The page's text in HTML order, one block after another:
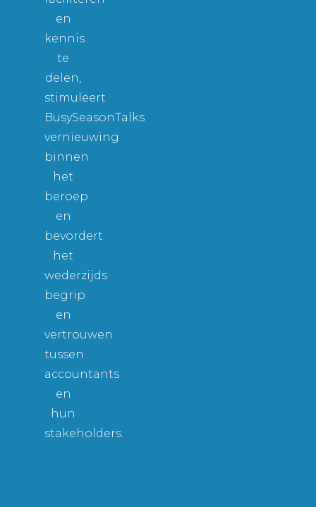
en
kennis
te
delen,
stimuleert
BusySeasonTalks
vernieuwing
binnen
het
beroep
en
bevordert
het
wederzijds
begrip
en
vertrouwen
tussen
accountants
en
hun
stakeholders.